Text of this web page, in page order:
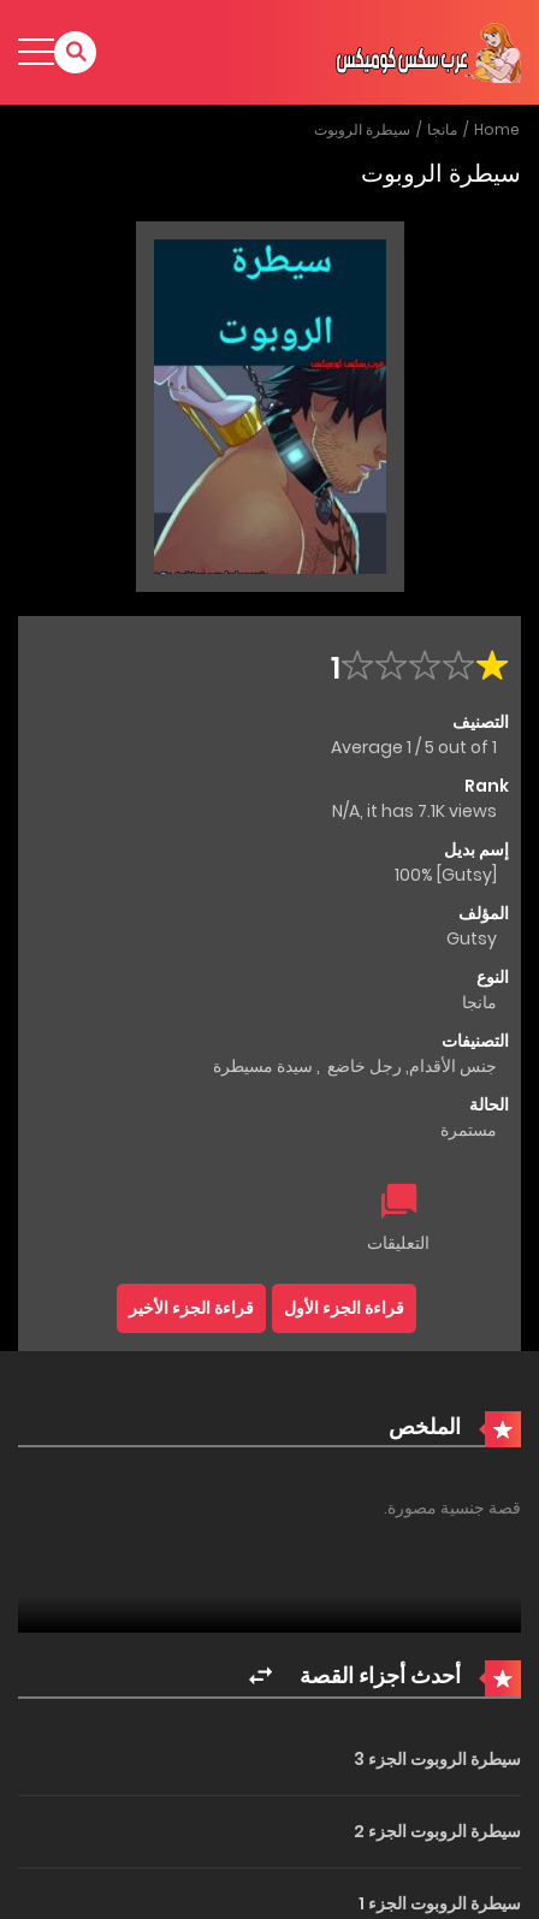
Home مانجا سيطرة الروبوت
سيطرة الروبوت
1
التصنيف
Average 1 /5 out of 1
Rank
N/A, it has 7.1K views
إسم بديل
المؤلف
Gutsy
النوع
مانجا
التصنيفات
جنس الأقدام, رجل خاضع , سيدة مسيطرة
الحالة
مستمرة
التعليقات
قراءة الجزء الأول قراءة الجزء الأخير
الملخص
قصة جنسية مصورة.
أحدث أجزاء القصة
سيطرة الروبوت الجزء 3
سيطرة الروبوت الجزء 2
سيطرة الروبوت الجزء 1